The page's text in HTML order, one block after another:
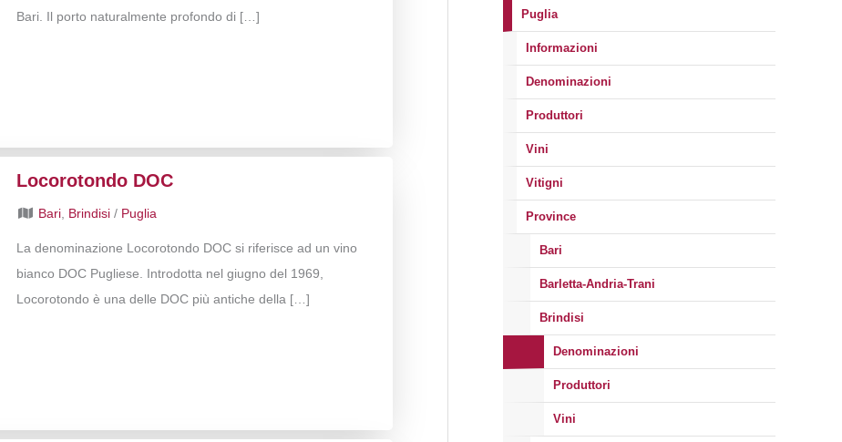
Bari. Il porto naturalmente profondo di […]
Locorotondo DOC
Bari Brindisi / Puglia
La denominazione Locorotondo DOC si riferisce ad un vino
bianco DOC Pugliese. Introdotta nel giugno del 1969,
Locorotondo è una delle DOC più antiche della […]
Puglia
Informazioni
Denominazioni
Produttori
Vini
Vitigni
Province
Bari
Barletta-Andria-Trani
Brindisi
Denominazioni
Produttori
Vini